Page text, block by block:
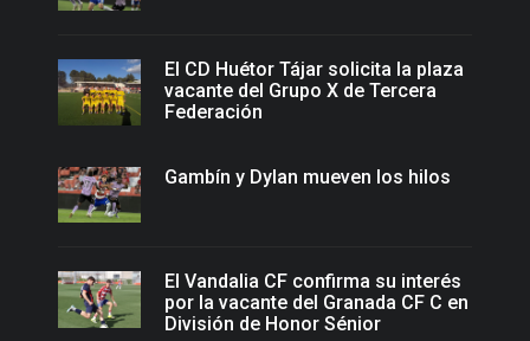
El CD Huétor Tájar solicita la plaza
vacante del Grupo X de Tercera
Federación
Gambín y Dylan mueven los hilos
El Vandalia CF confirma su interés
por la vacante del Granada CF C en
División de Honor Sénior